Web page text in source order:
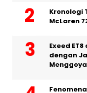
Kronologi
McLaren
Exeed
dengan